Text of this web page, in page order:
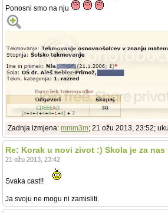
Ponosni smo na nju
Zadnja izmjena: mmm3m; 21 ožu 2013, 23:52;
Re: Korak u novi zivot :) Skola je za
21 ožu 2013, 23:42
Svaka cast!!
Ja svoju ne mogu ni zamisliti.